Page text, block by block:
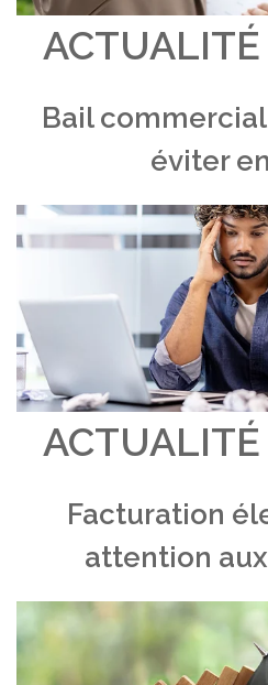
Bail
éviter
Facturation
attention